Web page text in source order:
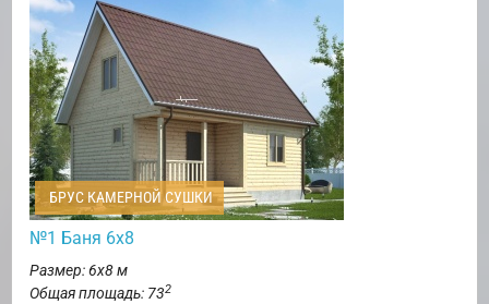
БРУС КАМЕРНОЙ СУШКИ
№1 Баня 6х8
Размер: 6х8 м
Общая площадь: 732